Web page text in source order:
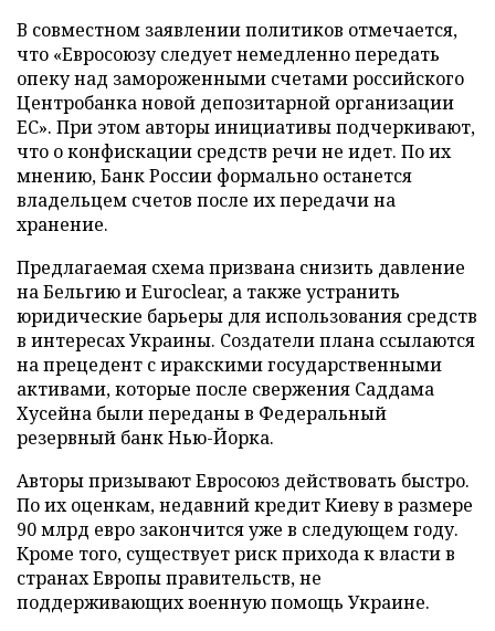
В совместном заявлении политиков отмечается,
что «Евросоюзу следует немедленно передать
опеку над замороженными счетами российского
Центробанка новой депозитарной организации
ЕС». При этом авторы инициативы подчеркивают,
что о конфискации средств речи не идет. По их
мнению, Банк России формально останется
владельцем счетов после их передачи на
хранение.
Предлагаемая схема призвана снизить давление
на Бельгию и Euroclear, а также устранить
юридические барьеры для использования средств
в интересах Украины. Создатели плана ссылаются
на прецедент с иракскими государственными
активами, которые после свержения Саддама
Хусейна были переданы в Федеральный
резервный банк Нью-Йорка.
Авторы призывают Евросоюз действовать быстро.
По их оценкам, недавний кредит Киеву в размере
90 млрд евро закончится уже в следующем году.
Кроме того, существует риск прихода к власти в
странах Европы правительств, не
поддерживающих военную помощь Украине.